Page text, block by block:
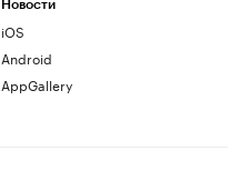
Новости
iOS
Android
AppGallery